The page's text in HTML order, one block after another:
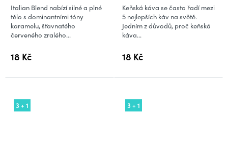
18 Kč
Italian Blend nabízí silné a plné
tělo s dominantními tóny
karamelu, šťavnatého
červeného zralého...
18 Kč
Keňská káva se často řadí mezi
5 nejlepších káv na světě.
Jedním z důvodů, proč keňská
káva...
3 + 1 3 + 1